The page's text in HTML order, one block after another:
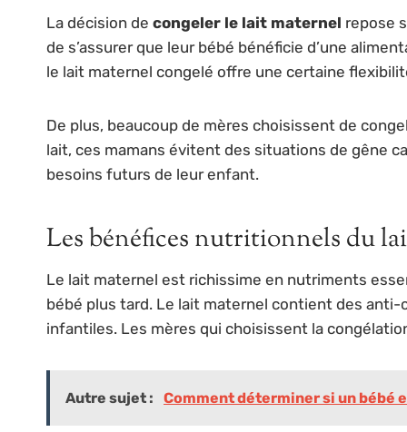
La décision de congeler le lait maternel repose
de s’assurer que leur bébé bénéficie d’une
le lait maternel congelé offre une certaine
De plus, beaucoup de mères choisissent de
lait, ces mamans évitent des situations de gêne
besoins futurs de leur enfant.
Les bénéfices nutritionnels du
Le lait maternel est richissime en nutriments
bébé plus tard. Le lait maternel contient des
infantiles. Les mères qui choisissent la
Autre sujet : Comment déterminer si un bébé